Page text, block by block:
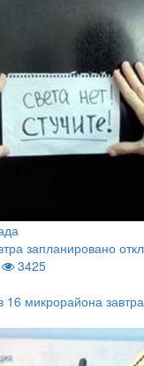
запланировано
3425
микрорайона